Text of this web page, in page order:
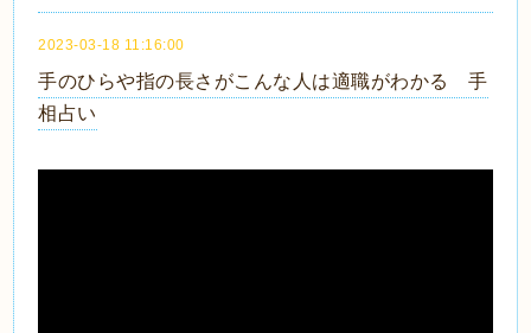
2023-03-18 11:16:00
手のひらや指の長さがこんな人は適職がわかる 手
相占い